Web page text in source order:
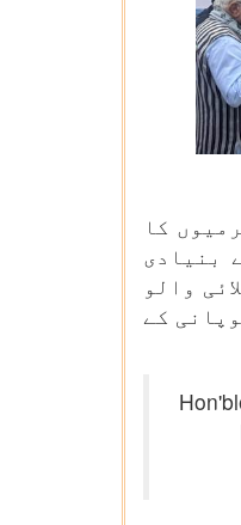
کا
بنیادی
والو
کے